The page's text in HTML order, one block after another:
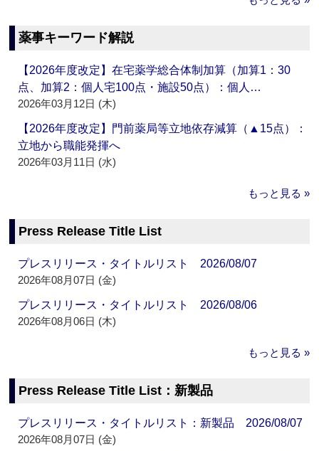
薬事キーワード解説
【2026年度改定】在宅薬学総合体制加算（加算1：30
点、加算2：個人宅100点・施設50点）：個人…
2026年03月12日 (木)
【2026年度改定】門前薬局等立地依存減算（▲15点）：
立地から職能発揮へ
2026年03月11日 (水)
もっと見る »
Press Release Title List
プレスリリース・タイトルリスト 2026/08/07
2026年08月07日 (金)
プレスリリース・タイトルリスト 2026/08/06
2026年08月06日 (木)
もっと見る »
Press Release Title List：新製品
プレスリリース・タイトルリスト：新製品 2026/08/07
2026年08月07日 (金)